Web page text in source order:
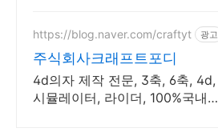
https://blog.naver.com/craftyt 광고
주식회사크래프트포디
4d의자 제작 전문, 3축, 6축, 4d,
시뮬레이터, 라이더, 100%국내생